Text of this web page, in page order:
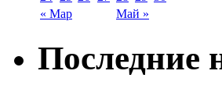
« Мар Май »
Последние